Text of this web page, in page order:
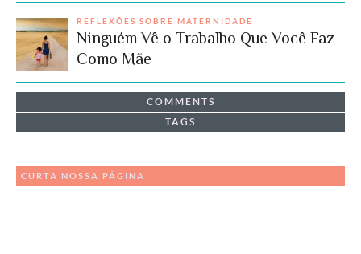
REFLEXÕES SOBRE MATERNIDADE
Ninguém Vê o Trabalho Que Você Faz
Como Mãe
COMMENTS
TAGS
CURTA NOSSA PÁGINA